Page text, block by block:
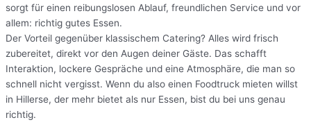
sorgt für einen reibungslosen Ablauf, freundlichen Service und vor
allem: richtig gutes Essen.
Der Vorteil gegenüber klassischem Catering? Alles wird frisch
zubereitet, direkt vor den Augen deiner Gäste. Das schafft
Interaktion, lockere Gespräche und eine Atmosphäre, die man so
schnell nicht vergisst. Wenn du also einen Foodtruck mieten willst
in Hillerse, der mehr bietet als nur Essen, bist du bei uns genau
richtig.